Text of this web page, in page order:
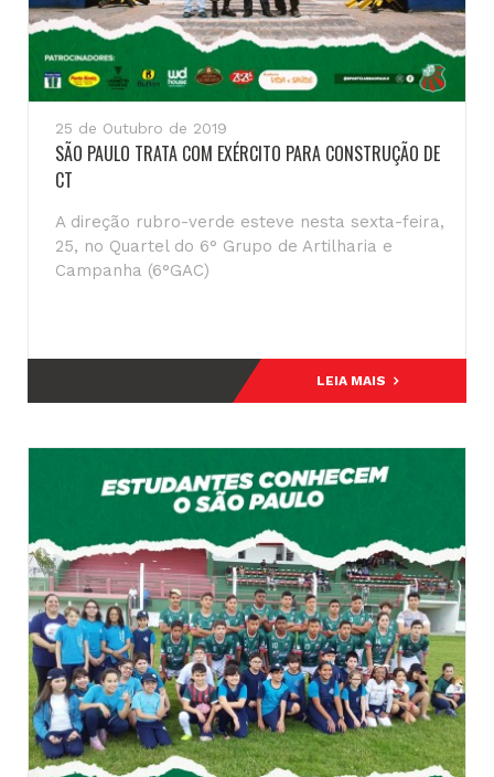
25 de Outubro de 2019
SÃO PAULO TRATA COM EXÉRCITO PARA CONSTRUÇÃO DE
CT
A direção rubro-verde esteve nesta sexta-feira,
25, no Quartel do 6° Grupo de Artilharia e
Campanha (6°GAC)
LEIA MAIS